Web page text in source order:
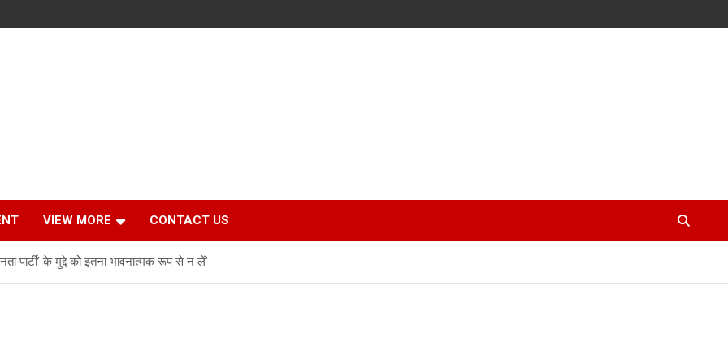
VIEW MORE CONTACT US
पार्टी’ के मुद्दे को इतना भावनात्मक रूप से न लें’